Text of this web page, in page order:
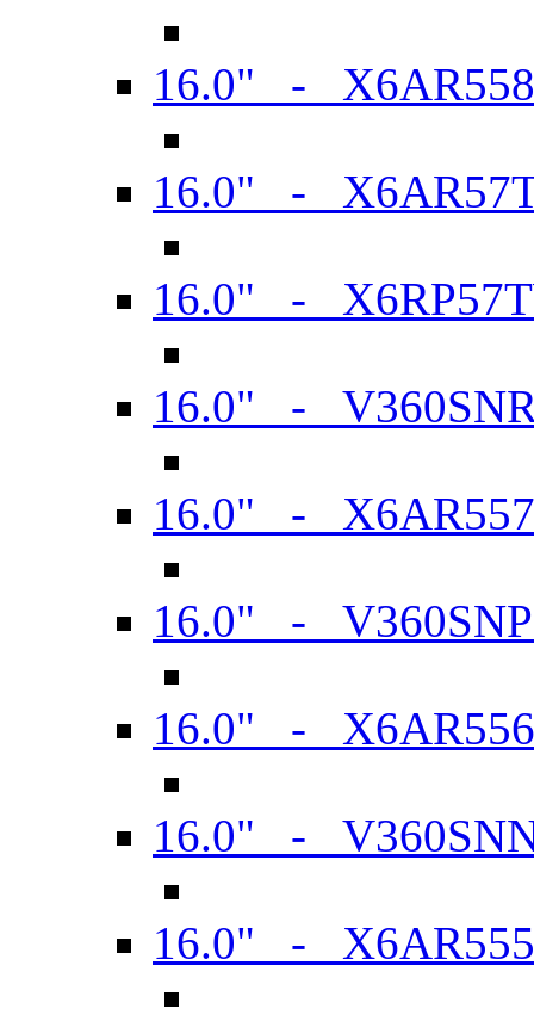
16.0" -
16.0" -
16.0" -
16.0" -
16.0" -
16.0" -
16.0" -
16.0" -
16.0" -